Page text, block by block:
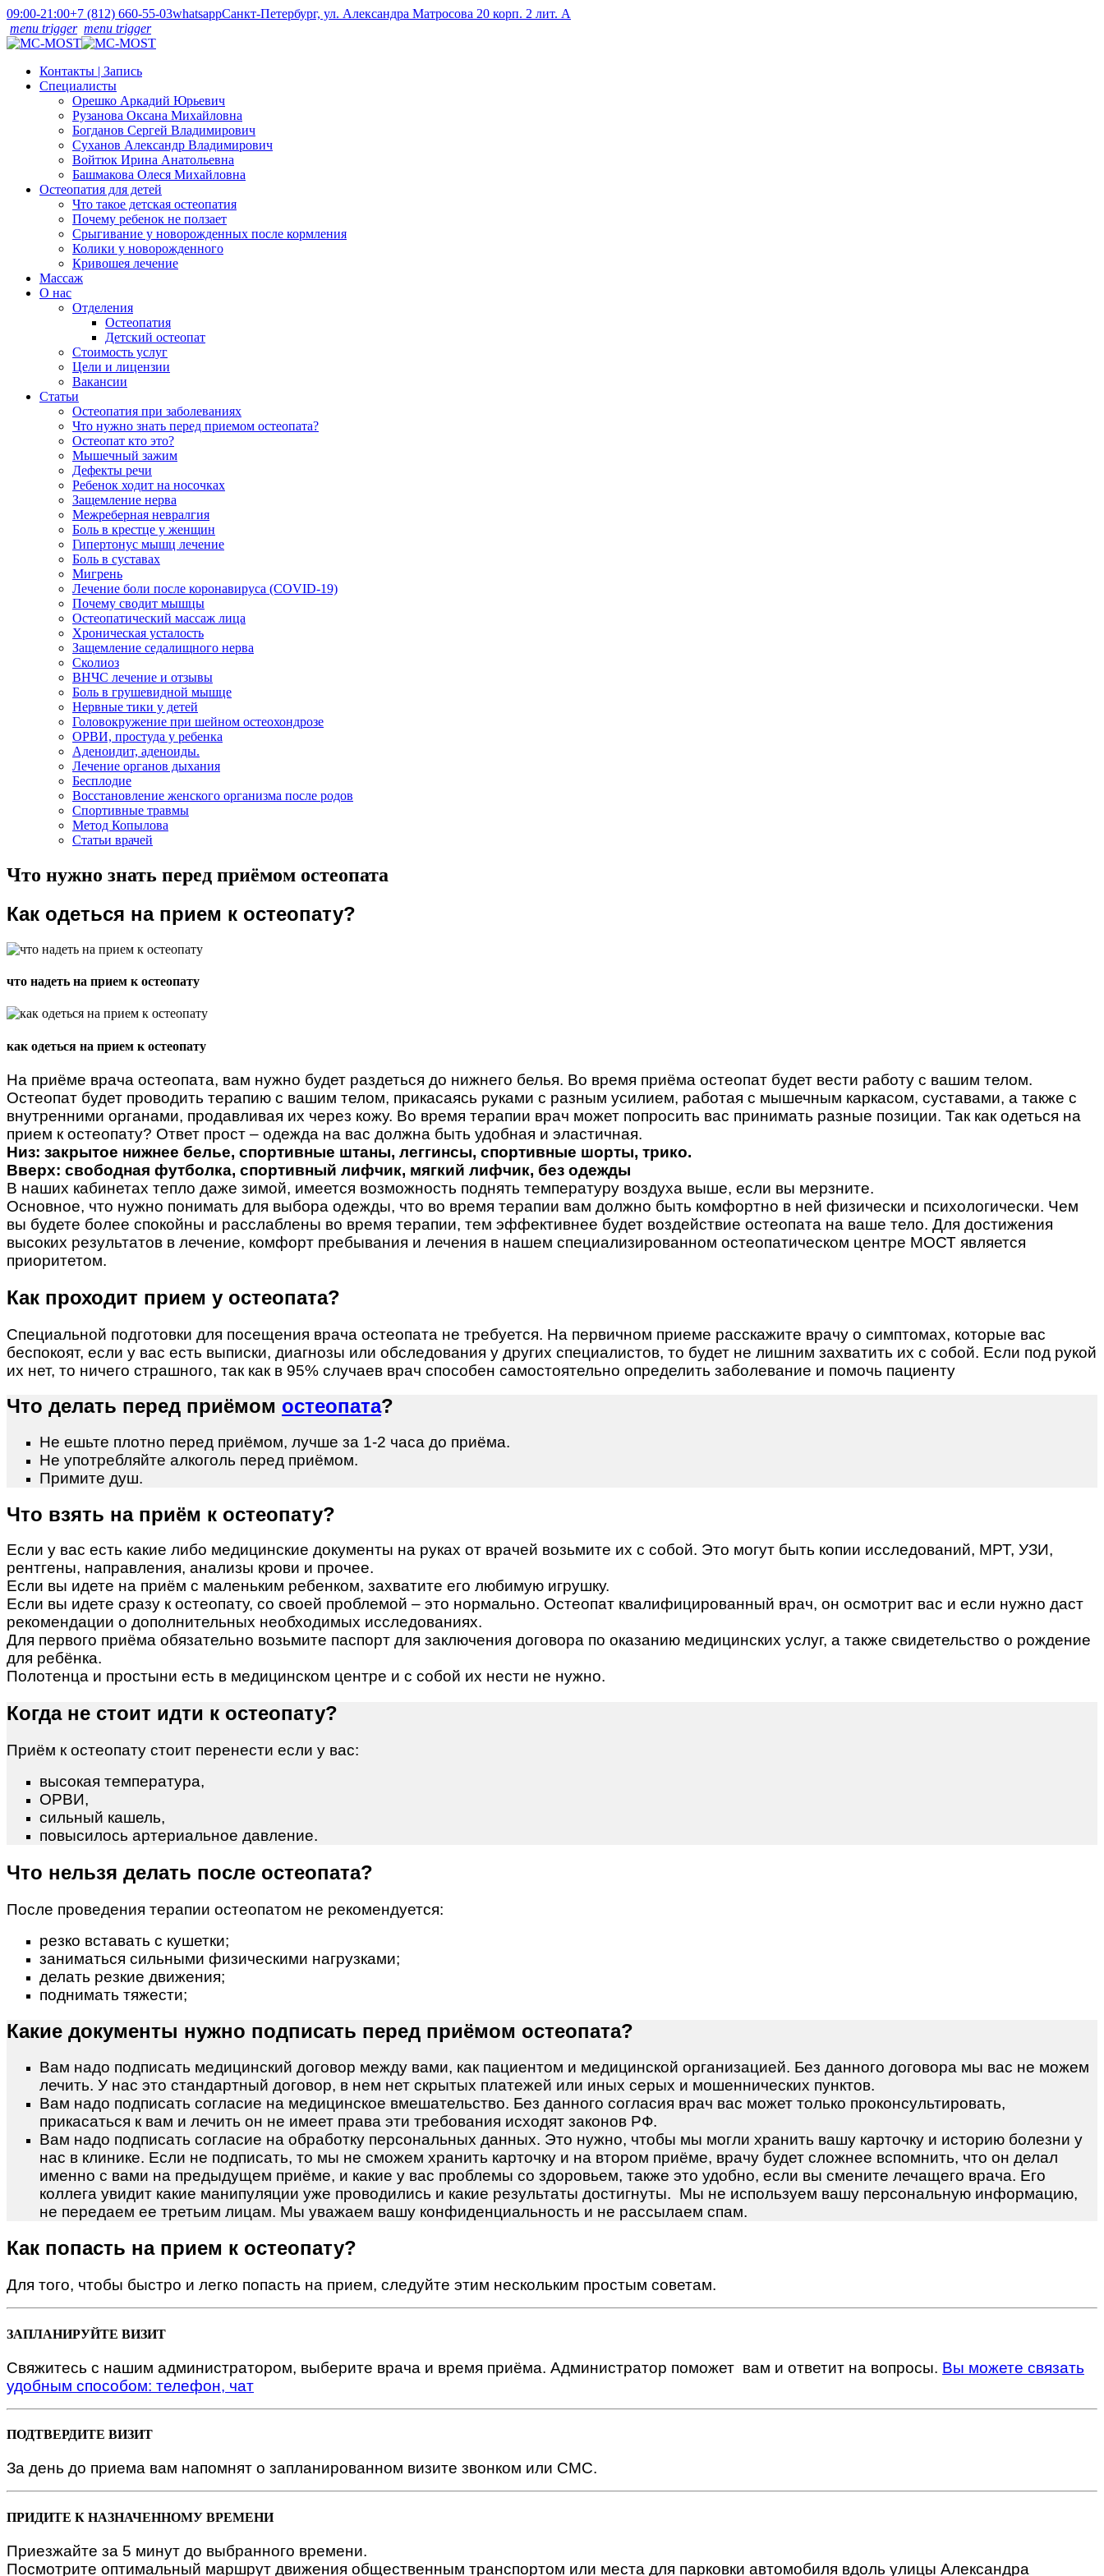
09:00-21:00+7 (812) 660-55-03whatsappСанкт-Петербург, ул. Александра Матросова 20 корп. 2 лит. А
menu trigger menu trigger
Контакты | Запись
Специалисты
Орешко Аркадий Юрьевич
Рузанова Оксана Михайловна
Богданов Сергей Владимирович
Суханов Александр Владимирович
Войтюк Ирина Анатольевна
Башмакова Олеся Михайловна
Остеопатия для детей
Что такое детская остеопатия
Почему ребенок не ползает
Срыгивание у новорожденных после кормления
Колики у новорожденного
Кривошея лечение
Массаж
О нас
Отделения
Остеопатия
Детский остеопат
Стоимость услуг
Цели и лицензии
Вакансии
Статьи
Остеопатия при заболеваниях
Что нужно знать перед приемом остеопата?
Остеопат кто это?
Мышечный зажим
Дефекты речи
Ребенок ходит на носочках
Защемление нерва
Межреберная невралгия
Боль в крестце у женщин
Гипертонус мышц лечение
Боль в суставах
Мигрень
Лечение боли после коронавируса (COVID-19)
Почему сводит мышцы
Остеопатический массаж лица
Хроническая усталость
Защемление седалищного нерва
Сколиоз
ВНЧС лечение и отзывы
Боль в грушевидной мышце
Нервные тики у детей
Головокружение при шейном остеохондрозе
ОРВИ, простуда у ребенка
Аденоидит, аденоиды.
Лечение органов дыхания
Бесплодие
Восстановление женского организма после родов
Спортивные травмы
Метод Копылова
Статьи врачей
Что нужно знать перед приёмом остеопата
Как одеться на прием к остеопату?
что надеть на прием к остеопату
как одеться на прием к остеопату
На приёме врача остеопата, вам нужно будет раздеться до нижнего белья. Во время приёма остеопат будет вести работу с вашим телом.
Остеопат будет проводить терапию с вашим телом, прикасаясь руками с разным усилием, работая с мышечным каркасом, суставами, а также с
внутренними органами, продавливая их через кожу. Во время терапии врач может попросить вас принимать разные позиции. Так как одеться на
прием к остеопату? Ответ прост – одежда на вас должна быть удобная и эластичная.
Низ: закрытое нижнее белье, спортивные штаны, леггинсы, спортивные шорты, трико.
Вверх: свободная футболка, спортивный лифчик, мягкий лифчик, без одежды
В наших кабинетах тепло даже зимой, имеется возможность поднять температуру воздуха выше, если вы мерзните.
Основное, что нужно понимать для выбора одежды, что во время терапии вам должно быть комфортно в ней физически и психологически. Чем
вы будете более спокойны и расслаблены во время терапии, тем эффективнее будет воздействие остеопата на ваше тело. Для достижения
высоких результатов в лечение, комфорт пребывания и лечения в нашем специализированном остеопатическом центре МОСТ является
приоритетом.
Как проходит прием у остеопата?
Специальной подготовки для посещения врача остеопата не требуется. На первичном приеме расскажите врачу о симптомах, которые вас
беспокоят, если у вас есть выписки, диагнозы или обследования у других специалистов, то будет не лишним захватить их с собой. Если под рукой
их нет, то ничего страшного, так как в 95% случаев врач способен самостоятельно определить заболевание и помочь пациенту
Что делать перед приёмом остеопата?
Не ешьте плотно перед приёмом, лучше за 1-2 часа до приёма.
Не употребляйте алкоголь перед приёмом.
Примите душ.
Что взять на приём к остеопату?
Если у вас есть какие либо медицинские документы на руках от врачей возьмите их с собой. Это могут быть копии исследований, МРТ, УЗИ,
рентгены, направления, анализы крови и прочее.
Если вы идете на приём с маленьким ребенком, захватите его любимую игрушку.
Если вы идете сразу к остеопату, со своей проблемой – это нормально. Остеопат квалифицированный врач, он осмотрит вас и если нужно даст
рекомендации о дополнительных необходимых исследованиях.
Для первого приёма обязательно возьмите паспорт для заключения договора по оказанию медицинских услуг, а также свидетельство о рождение
для ребёнка.
Полотенца и простыни есть в медицинском центре и с собой их нести не нужно.
Когда не стоит идти к остеопату?
Приём к остеопату стоит перенести если у вас:
высокая температура,
ОРВИ,
сильный кашель,
повысилось артериальное давление.
Что нельзя делать после остеопата?
После проведения терапии остеопатом не рекомендуется:
резко вставать с кушетки;
заниматься сильными физическими нагрузками;
делать резкие движения;
поднимать тяжести;
Какие документы нужно подписать перед приёмом остеопата?
Вам надо подписать медицинский договор между вами, как пациентом и медицинской организацией. Без данного договора мы вас не можем
лечить. У нас это стандартный договор, в нем нет скрытых платежей или иных серых и мошеннических пунктов.
Вам надо подписать согласие на медицинское вмешательство. Без данного согласия врач вас может только проконсультировать,
прикасаться к вам и лечить он не имеет права эти требования исходят законов РФ.
Вам надо подписать согласие на обработку персональных данных. Это нужно, чтобы мы могли хранить вашу карточку и историю болезни у
нас в клинике. Если не подписать, то мы не сможем хранить карточку и на втором приёме, врачу будет сложнее вспомнить, что он делал
именно с вами на предыдущем приёме, и какие у вас проблемы со здоровьем, также это удобно, если вы смените лечащего врача. Его
коллега увидит какие манипуляции уже проводились и какие результаты достигнуты. Мы не используем вашу персональную информацию,
не передаем ее третьим лицам. Мы уважаем вашу конфиденциальность и не рассылаем спам.
Как попасть на прием к остеопату?
Для того, чтобы быстро и легко попасть на прием, следуйте этим нескольким простым советам.
ЗАПЛАНИРУЙТЕ ВИЗИТ
Свяжитесь с нашим администратором, выберите врача и время приёма. Администратор поможет вам и ответит на вопросы. Вы можете связать
удобным способом: телефон, чат
ПОДТВЕРДИТЕ ВИЗИТ
За день до приема вам напомнят о запланированном визите звонком или СМС.
ПРИДИТЕ К НАЗНАЧЕННОМУ ВРЕМЕНИ
Приезжайте за 5 минут до выбранного времени.
Посмотрите оптимальный маршрут движения общественным транспортом или места для парковки автомобиля вдоль улицы Александра